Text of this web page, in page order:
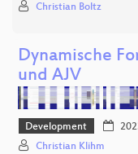
Christian Boltz
Dynamische
und AJV
Development
Christian Klihm